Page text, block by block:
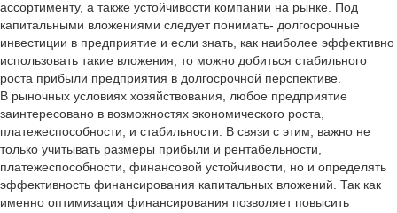
ассортименту, а также устойчивости компании на рынке. Под
капитальными вложениями следует понимать- долгосрочные
инвестиции в предприятие и если знать, как наиболее эффективно
использовать такие вложения, то можно добиться стабильного
роста прибыли предприятия в долгосрочной перспективе.
В рыночных условиях хозяйствования, любое предприятие
заинтересовано в возможностях экономического роста,
платежеспособности, и стабильности. В связи с этим, важно не
только учитывать размеры прибыли и рентабельности,
платежеспособности, финансовой устойчивости, но и определять
эффективность финансирования капитальных вложений. Так как
именно оптимизация финансирования позволяет повысить